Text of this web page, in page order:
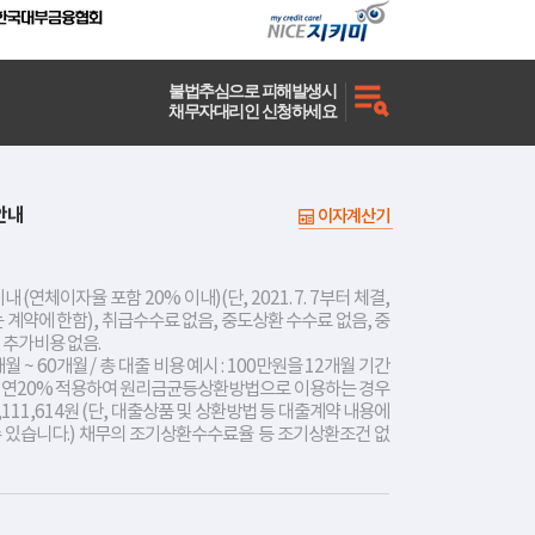
불법추심으로 피해발생시
채무자대리인 신청하세요
내 이자계산기
(연체이자율 포함 20% 이내)(단, 2021. 7. 7부터 체결,
계약에 한함), 취급수수료 없음, 중도상환 수수료 없음, 중
가비용 없음.
월 ~ 60개월 / 총 대출 비용 예시 : 100만원을 12개월 기간
20% 적용하여 원리금균등상환방법으로 이용하는 경우
원 (단, 대출상품 및 상환방법 등 대출계약 내용에
습니다.) 채무의 조기상환수수료율 등 조기상환조건 없